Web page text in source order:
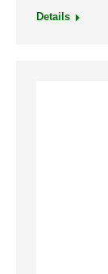
Details